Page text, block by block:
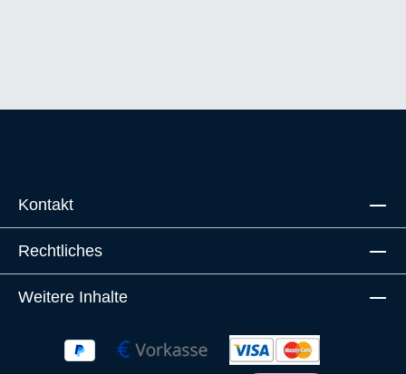
Kontakt
Rechtliches
Weitere Inhalte